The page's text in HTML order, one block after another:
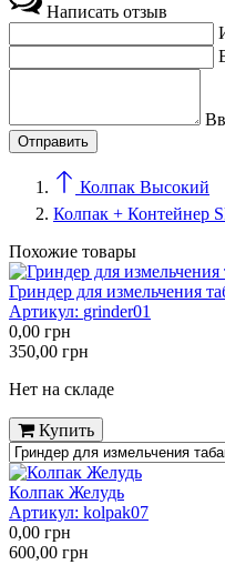
Написать отзыв
Колпак Высокий
Колпак + Контейнер
Похожие товары
Гриндер для измельчения
Артикул: grinder01
0,00 грн
350,00 грн
Нет на складе
Купить
Колпак Желудь
Артикул: kolpak07
0,00 грн
600,00 грн